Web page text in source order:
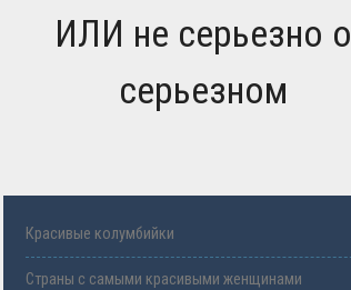
ИЛИ не серьезно о
серьезном
Красивые колумбийки
Страны с самыми красивыми женщинами